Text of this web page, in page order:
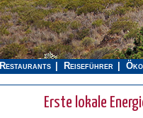
Restaurants Reiseführer
Erste lokale